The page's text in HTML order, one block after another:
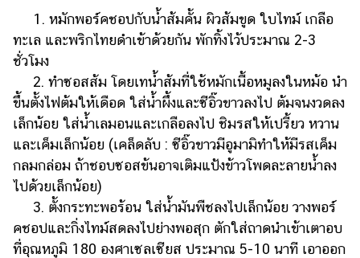
1. หมักพอร์คชอปกับน้ำส้มคั้น ผิวส้มขูด ใบไทม์ เกลือ
ทะเล และพริกไทยดำเข้าด้วยกัน พักทิ้งไว้ประมาณ 2-3
ชั่วโมง
2. ทำซอสส้ม โดยเทน้ำส้มที่ใช้หมักเนื้อหมูลงในหม้อ นำ
ขึ้นตั้งไฟต้มให้เดือด ใส่น้ำผึ้งและซีอิ๊วขาวลงไป ต้มจนงวดลง
เล็กน้อย ใส่น้ำเลมอนและเกลือลงไป ชิมรสให้เปรี้ยว หวาน
และเค็มเล็กน้อย (เคล็ดลับ : ซีอิ๊วขาวมีอูมามิทำให้มีรสเค็ม
กลมกล่อม ถ้าชอบซอสข้นอาจเติมแป้งข้าวโพดละลายน้ำลง
ไปด้วยเล็กน้อย)
3. ตั้งกระทะพอร้อน ใส่น้ำมันพืชลงไปเล็กน้อย วางพอร์
คชอปและกิ่งไทม์สดลงไปย่างพอสุก ตักใส่ถาดนำเข้าเตาอบ
ที่อุณหภูมิ 180 องศาเซลเซียส ประมาณ 5-10 นาที เอาออก